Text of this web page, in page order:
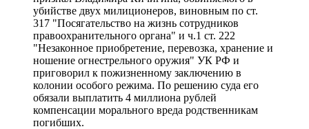
убийстве двух милиционеров, виновным по ст.
317 "Посягательство на жизнь сотрудников
правоохранительного органа" и ч.1 ст. 222
"Незаконное приобретение, перевозка, хранение и
ношение огнестрельного оружия" УК РФ и
приговорил к пожизненному заключению в
колонии особого режима. По решению суда его
обязали выплатить 4 миллиона рублей
компенсации морального вреда родственникам
погибших.